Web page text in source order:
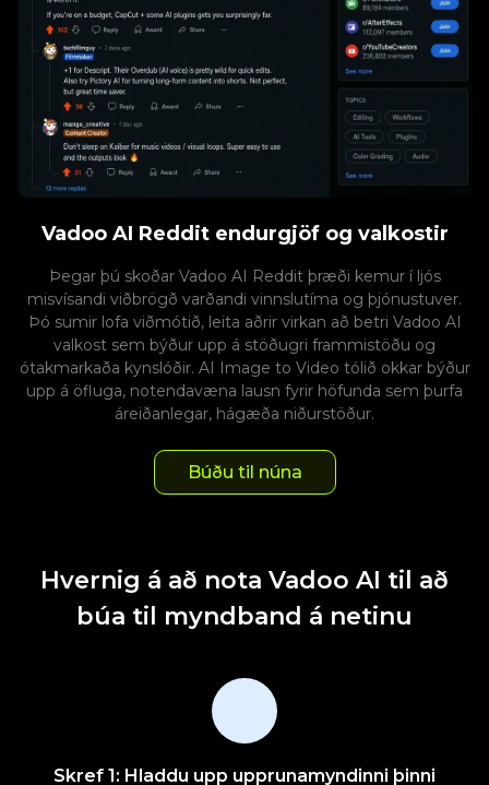
Vadoo AI Reddit endurgjöf og valkostir
Þegar þú skoðar Vadoo AI Reddit þræði kemur í ljós
misvísandi viðbrögð varðandi vinnslutíma og þjónustuver.
Þó sumir lofa viðmótið, leita aðrir virkan að betri Vadoo AI
valkost sem býður upp á stöðugri frammistöðu og
ótakmarkaða kynslóðir. AI Image to Video tólið okkar býður
upp á öfluga, notendavæna lausn fyrir höfunda sem þurfa
áreiðanlegar, hágæða niðurstöður.
Búðu til núna
Hvernig á að nota Vadoo AI til að
búa til myndband á netinu
Skref 1: Hladdu upp upprunamyndinni þinni